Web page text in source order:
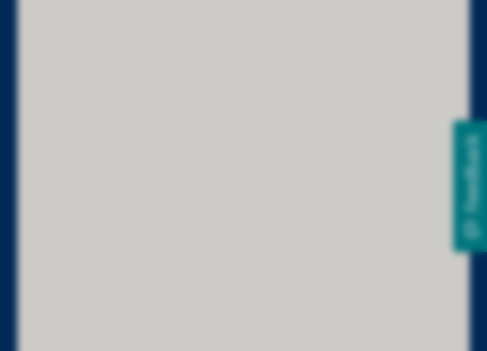
Feedback